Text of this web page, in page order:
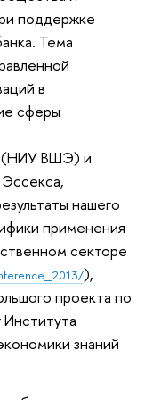
поддержке
Тема
в
сферы
(НИУ ВШЭ) и
нашего
применения
секторе
),
проекта по
Института
знаний